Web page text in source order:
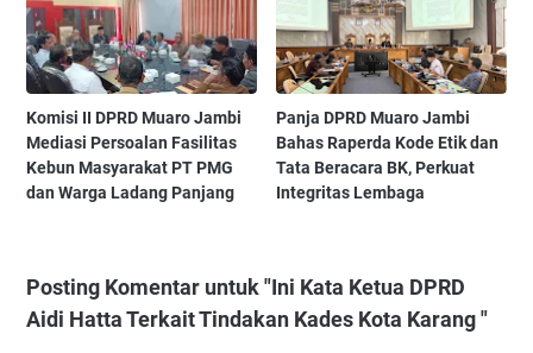
Komisi II DPRD Muaro Jambi
Mediasi Persoalan Fasilitas
Kebun Masyarakat PT PMG
dan Warga Ladang Panjang
Panja DPRD Muaro Jambi
Bahas Raperda Kode Etik dan
Tata Beracara BK, Perkuat
Integritas Lembaga
Posting Komentar untuk "Ini Kata Ketua DPRD
Aidi Hatta Terkait Tindakan Kades Kota Karang "